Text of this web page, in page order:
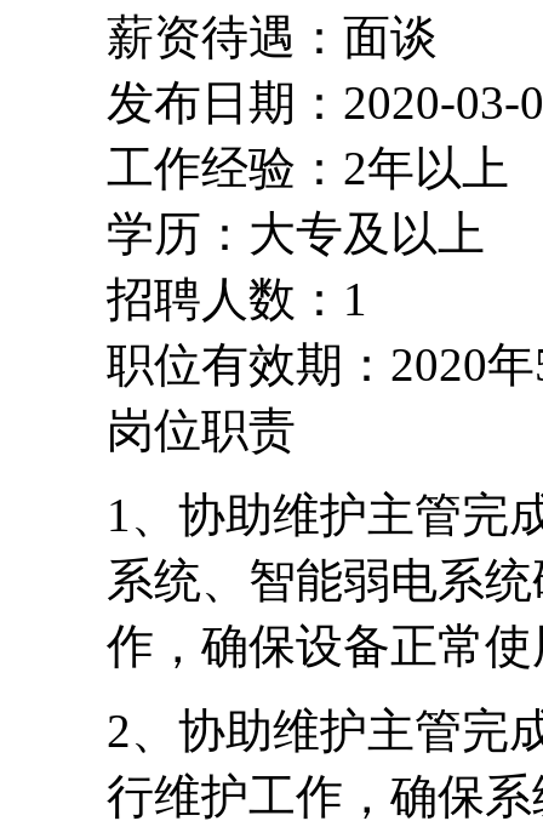
薪资待遇：面谈
发布日期：2020-03-
工作经验：2年以上
学历：大专及以上
招聘人数：1
职位有效期：2020
岗位职责
1、协助维护主管完
系统、智能弱电系
作，确保设备正常
2、协助维护主管完
行维护工作，确保